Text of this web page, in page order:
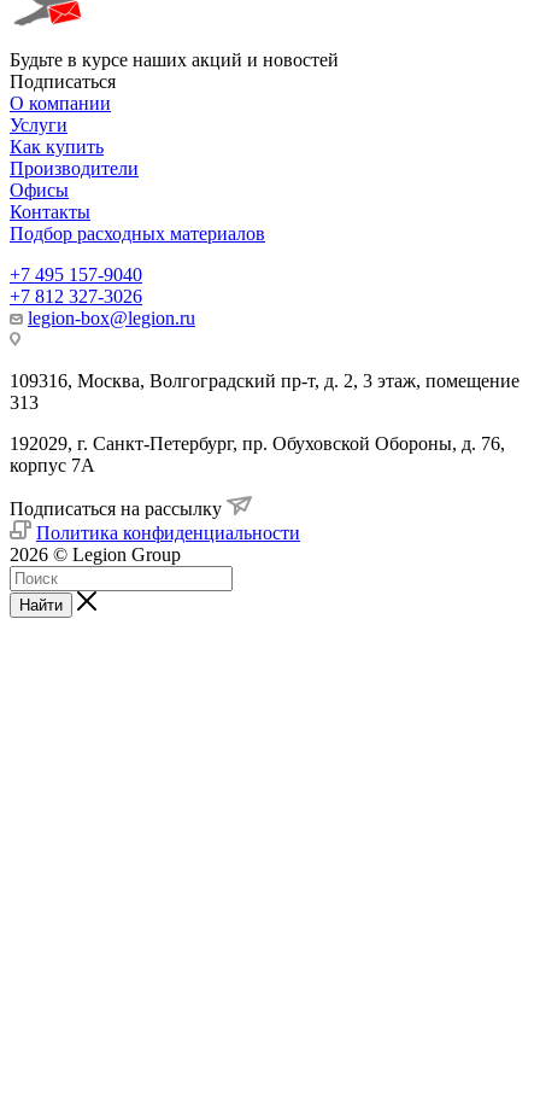
Будьте в курсе наших акций и новостей
Подписаться
О компании
Услуги
Как купить
Производители
Офисы
Контакты
Подбор расходных материалов
+7 495 157-9040
+7 812 327-3026
legion-box@legion.ru
109316, Москва, Волгоградский пр-т, д. 2, 3 этаж, помещение
313
192029, г. Санкт-Петербург, пр. Обуховской Обороны, д. 76,
корпус 7А
Подписаться на рассылку
Политика конфиденциальности
2026 © Legion Group
Найти